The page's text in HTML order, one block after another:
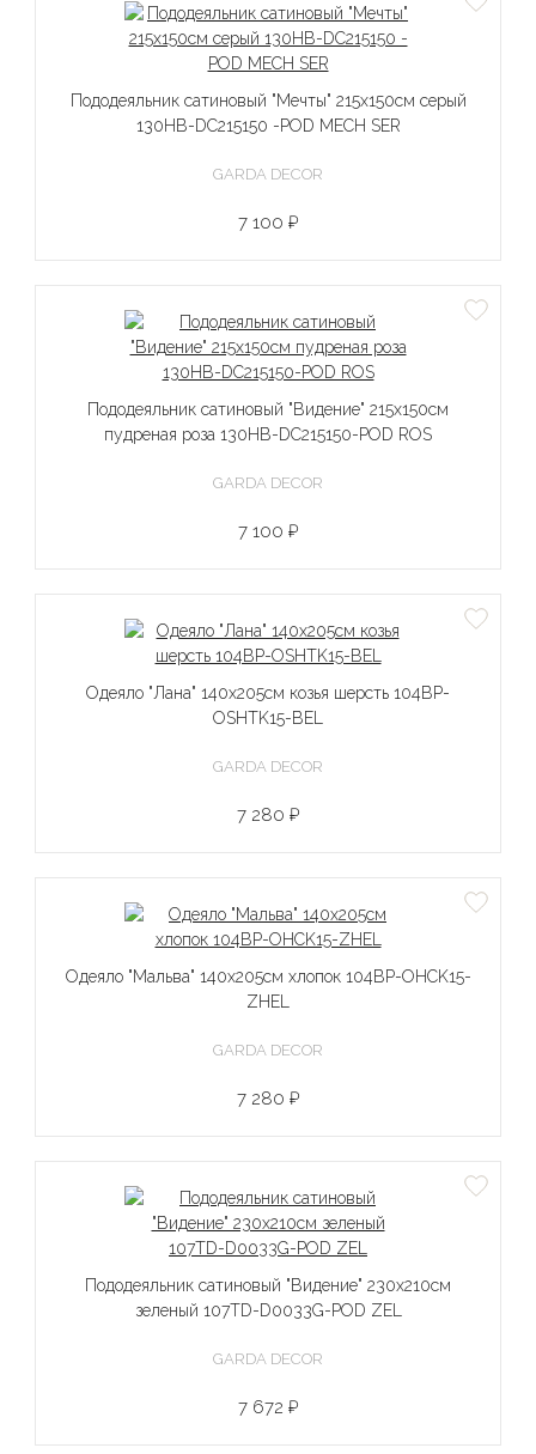
Пододеяльник сатиновый "Мечты" 215х150см серый
130HB-DC215150 -POD MECH SER
GARDA DECOR
7 100 ₽
Пододеяльник сатиновый "Видение" 215х150см
пудреная роза 130HB-DC215150-POD ROS
GARDA DECOR
7 100 ₽
Одеяло "Лана" 140х205см козья шерсть 104BP-
OSHTK15-BEL
GARDA DECOR
7 280 ₽
Одеяло "Мальва" 140х205см хлопок 104BP-OHCK15-
ZHEL
GARDA DECOR
7 280 ₽
Пододеяльник сатиновый "Видение" 230х210см
зеленый 107TD-D0033G-POD ZEL
GARDA DECOR
7 672 ₽